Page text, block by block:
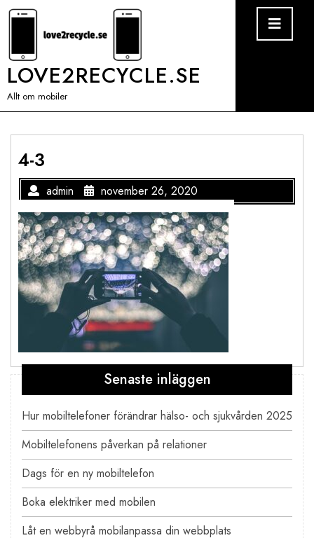
Skip
LOVE2RECYCLE.SE
Allt om mobiler
4-3
admin november 26, 2020
Inläggsnavigering
Senaste inläggen
Hur mobiltelefoner förändrar hälso- och sjukvården 2025
Mobiltelefonens påverkan på relationer
Dags för en ny mobiltelefon
Boka elektriker med mobilen
Låt en webbyrå mobilanpassa din webbplats